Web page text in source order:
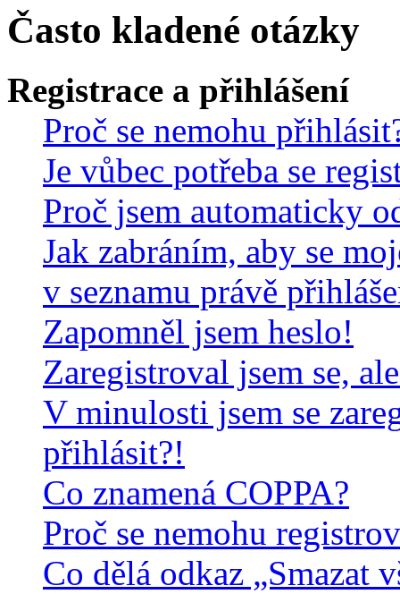
Často kladené otázky
Registrace a přihlášení
Proč se nemohu
Je vůbec potřeba se
Proč jsem automaticky
Jak zabráním, aby se
v seznamu právě
Zapomněl jsem heslo!
Zaregistroval jsem se,
V minulosti jsem se
přihlásit?!
Co znamená COPPA?
Proč se nemohu
Co dělá odkaz „Smazat